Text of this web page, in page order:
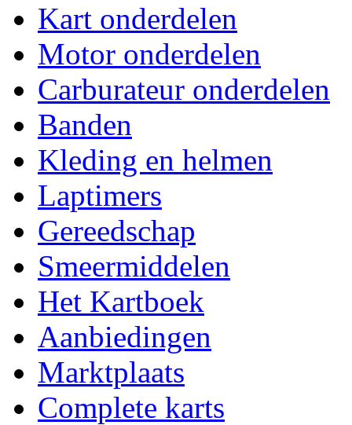
Kart onderdelen
Motor onderdelen
Carburateur onderdelen
Banden
Kleding en helmen
Laptimers
Gereedschap
Smeermiddelen
Het Kartboek
Aanbiedingen
Marktplaats
Complete karts